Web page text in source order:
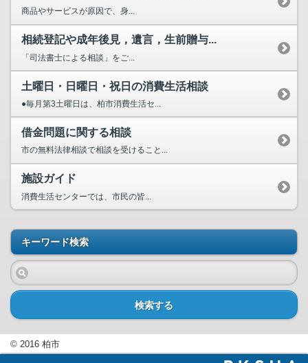
商品やサービスが原因で、身...
相続登記や成年後見，遺言，生前贈与...
「司法書士による相談」をご...
土曜日・日曜日・祝日の消費生活相談
●毎月第3土曜日は、柏市消費生活セ...
借金問題に関する相談
市の無料法律相談で相談を受けること...
施設ガイド
消費生活センターでは、市民の皆...
キーワード検索
検索する
© 2016 柏市